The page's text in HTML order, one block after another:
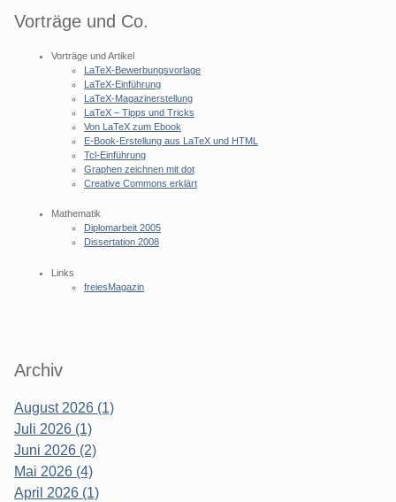
Vorträge und Co.
Vorträge und Artikel
LaTeX-Bewerbungsvorlage
LaTeX-Einführung
LaTeX-Magazinerstellung
LaTeX – Tipps und Tricks
Von LaTeX zum Ebook
E-Book-Erstellung aus LaTeX und HTML
Tcl-Einführung
Graphen zeichnen mit dot
Creative Commons erklärt
Mathematik
Diplomarbeit 2005
Dissertation 2008
Links
freiesMagazin
Archiv
August 2026 (1)
Juli 2026 (1)
Juni 2026 (2)
Mai 2026 (4)
April 2026 (1)